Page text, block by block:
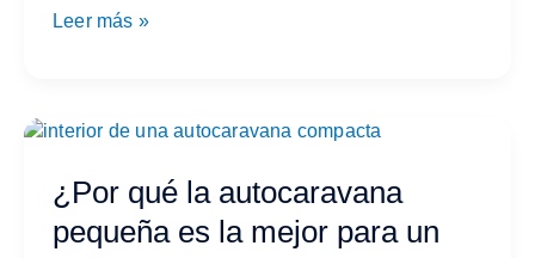
Leer más »
¿Por qué la autocaravana
pequeña es la mejor para un
¿Por
autocaravana
pequeña